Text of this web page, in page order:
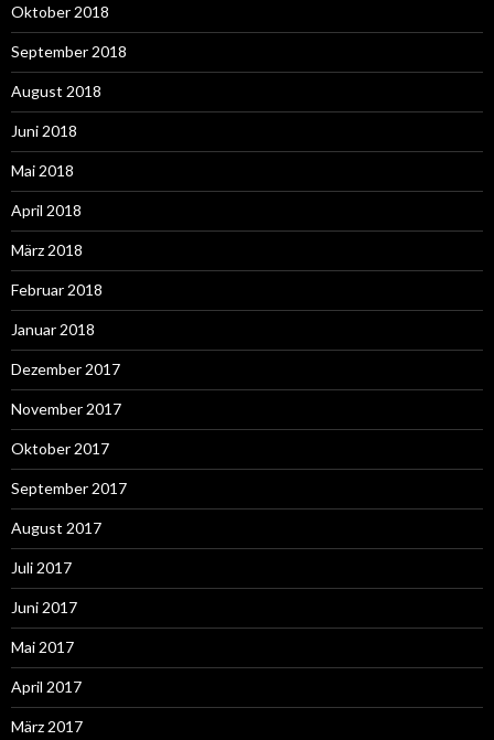
Oktober 2018
September 2018
August 2018
Juni 2018
Mai 2018
April 2018
März 2018
Februar 2018
Januar 2018
Dezember 2017
November 2017
Oktober 2017
September 2017
August 2017
Juli 2017
Juni 2017
Mai 2017
April 2017
März 2017